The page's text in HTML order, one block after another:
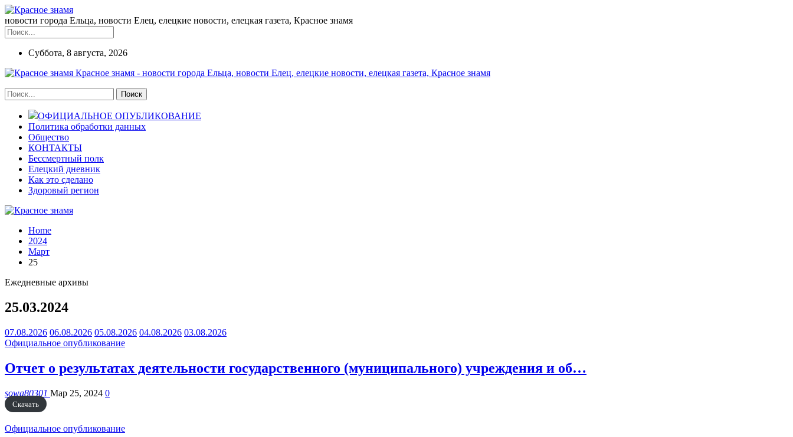
новости города Ельца, новости Елец, елецкие новости, елецкая газета, Красное знамя
Суббота, 8 августа, 2026
Красное знамя - новости города Ельца, новости Елец, елецкие новости, елецкая газета, Красное знамя
ОФИЦИАЛЬНОЕ ОПУБЛИКОВАНИЕ
Политика обработки данных
Общество
КОНТАКТЫ
Бессмертный полк
Елецкий дневник
Как это сделано
Здоровый регион
Home
2024
Март
25
Ежедневные архивы
25.03.2024
07.08.2026 06.08.2026 05.08.2026 04.08.2026 03.08.2026
Официальное опубликование
Отчет о результатах деятельности государственного (муниципального) учреждения и об…
sowa80301 Мар 25, 2024 0
Скачать
Официальное опубликование